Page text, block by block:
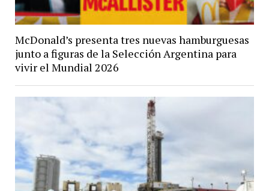
McDonald’s presenta tres nuevas hamburguesas
junto a figuras de la Selección Argentina para
vivir el Mundial 2026